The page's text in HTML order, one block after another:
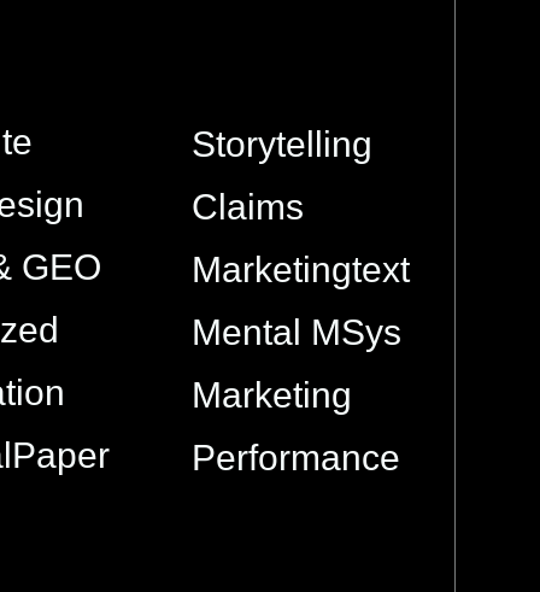
GEO
Storytelling
Claims
Marketingtext
Mental MSys
Marketing
Performance